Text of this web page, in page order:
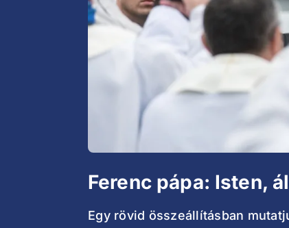
Ferenc pápa: Isten,
Egy rövid összeállításban